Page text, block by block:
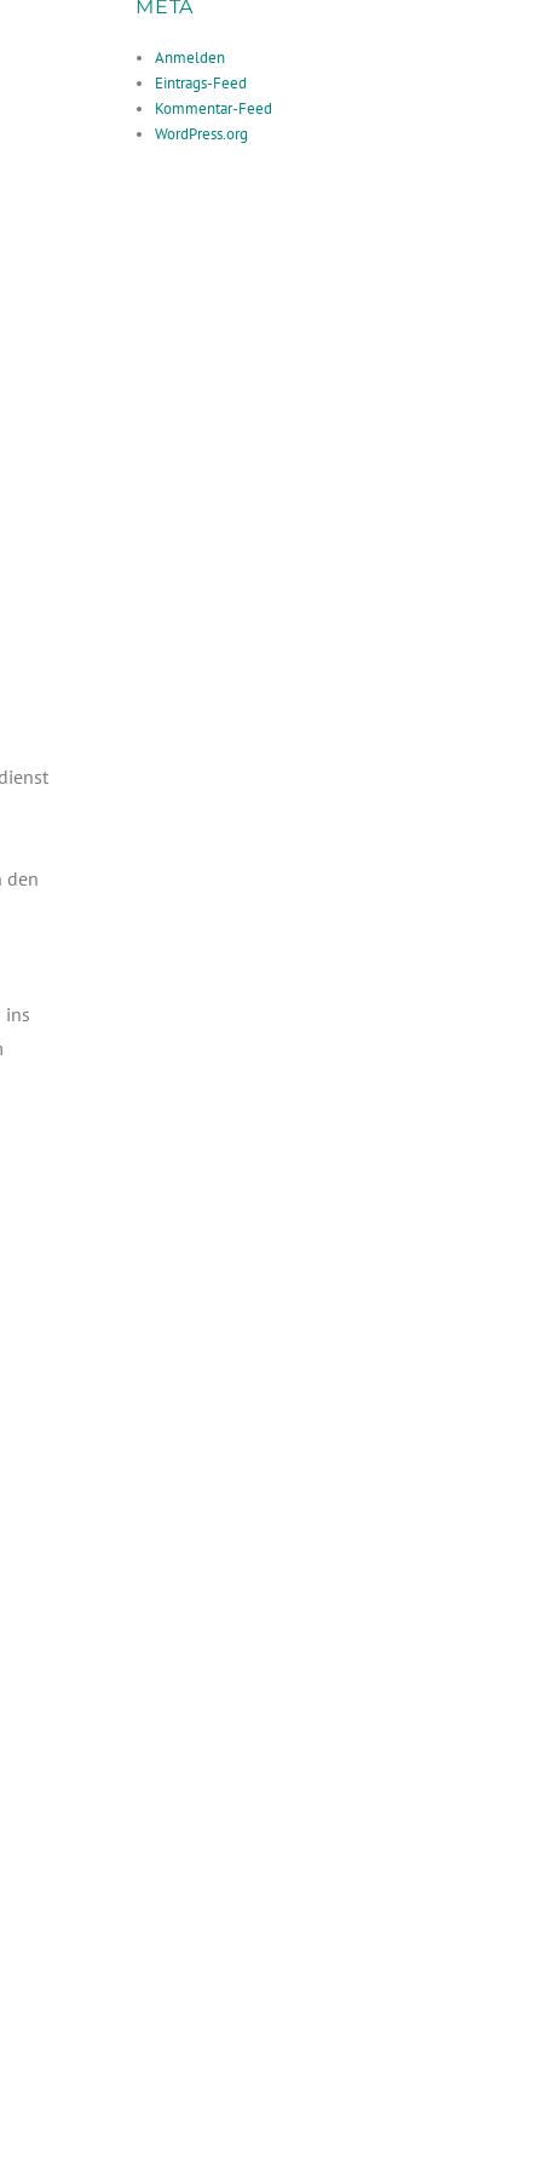
den
ins
META
Anmelden
Eintrags-Feed
Kommentar-Feed
WordPress.org